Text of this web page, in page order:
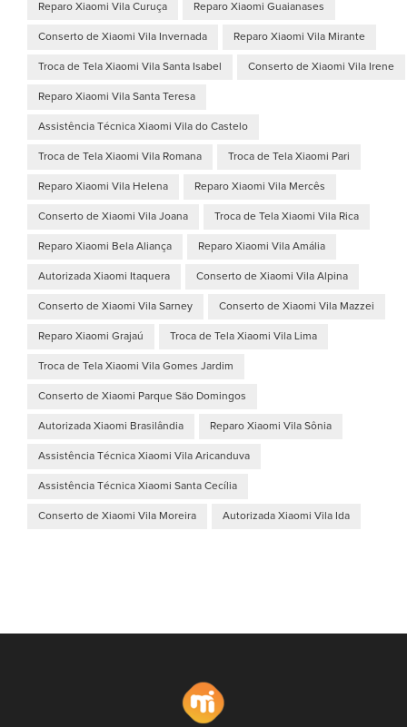
Reparo Xiaomi Vila Curuça Reparo Xiaomi Guaianases
Conserto de Xiaomi Vila Invernada Reparo Xiaomi Vila Mirante
Troca de Tela Xiaomi Vila Santa Isabel Conserto de Xiaomi Vila Irene
Reparo Xiaomi Vila Santa Teresa
Assistência Técnica Xiaomi Vila do Castelo
Troca de Tela Xiaomi Vila Romana Troca de Tela Xiaomi Pari
Reparo Xiaomi Vila Helena Reparo Xiaomi Vila Mercês
Conserto de Xiaomi Vila Joana Troca de Tela Xiaomi Vila Rica
Reparo Xiaomi Bela Aliança Reparo Xiaomi Vila Amália
Autorizada Xiaomi Itaquera Conserto de Xiaomi Vila Alpina
Conserto de Xiaomi Vila Sarney Conserto de Xiaomi Vila Mazzei
Reparo Xiaomi Grajaú Troca de Tela Xiaomi Vila Lima
Troca de Tela Xiaomi Vila Gomes Jardim
Conserto de Xiaomi Parque São Domingos
Autorizada Xiaomi Brasilândia Reparo Xiaomi Vila Sônia
Assistência Técnica Xiaomi Vila Aricanduva
Assistência Técnica Xiaomi Santa Cecília
Conserto de Xiaomi Vila Moreira Autorizada Xiaomi Vila Ida